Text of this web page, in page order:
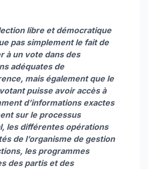
libre et démocratique
pas simplement le fait de
à un vote dans des
adéquates de
mais également que le
puisse avoir accès à
d’informations exactes
sur le processus
les différentes opérations
de l’organisme de gestion
les programmes
des partis et des